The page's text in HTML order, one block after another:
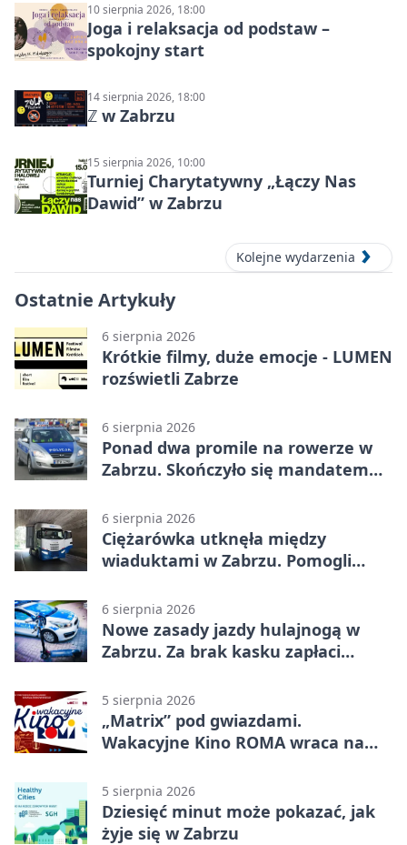
10 sierpnia 2026, 18:00
Joga i relaksacja od podstaw –
spokojny start
14 sierpnia 2026, 18:00
ℤ w Zabrzu
15 sierpnia 2026, 10:00
Turniej Charytatywny „Łączy Nas
Dawid” w Zabrzu
Kolejne wydarzenia
Ostatnie Artykuły
6 sierpnia 2026
Krótkie filmy, duże emocje - LUMEN
rozświetli Zabrze
6 sierpnia 2026
Ponad dwa promile na rowerze w
Zabrzu. Skończyło się mandatem
6 sierpnia 2026
Ciężarówka utknęła między
wiaduktami w Zabrzu. Pomogli
6 sierpnia 2026
Nowe zasady jazdy hulajnogą w
Zabrzu. Za brak kasku zapłaci
5 sierpnia 2026
„Matrix” pod gwiazdami.
Wakacyjne Kino ROMA wraca na
5 sierpnia 2026
Dziesięć minut może pokazać, jak
żyje się w Zabrzu